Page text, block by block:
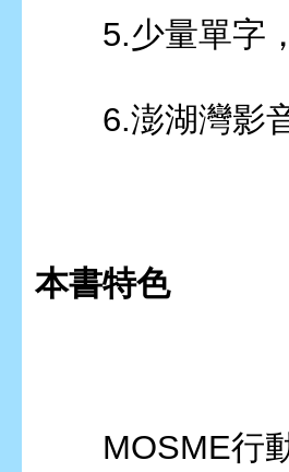
5.少量單字
6.澎湖灣影音
本書特色
MOSME行動